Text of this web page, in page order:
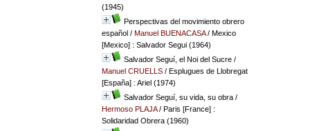
(1945)
Perspectivas del movimiento obrero
español/ Manuel BUENACASA/ Mexico
[Mexico] : Salvador Segui (1964)
Salvador Seguí, el Noi del Sucre/
Manuel CRUELLS/ Esplugues de Llobregat
[España] : Ariel (1974)
Salvador Seguí, su vida, su obra/
Hermoso PLAJA/ Paris [France] :
Solidaridad Obrera (1960)